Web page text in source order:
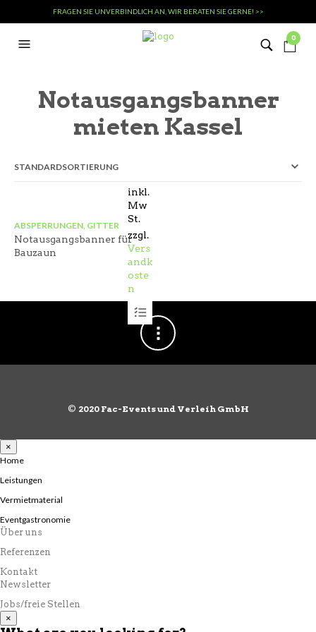
FRAGEN SIE UNVERBINDLICH AN, WIR BERATEN SIE GERNE! >>
0
Notausgangsbanner
mieten Kassel
inkl.
Mw
St.
zzgl.
Vers
andk
oste
n
Dieses
Produkt
weist
mehrere
auf.
können
ABSPERRUNGEN, GITTER
Notausgangsbanner für
Bauzaun
© 2020 Fac-Events und Verleih GmbH
×
Home
Leistungen
Vermietmaterial
Eventgastronomie
Über uns
Referenzen
Kontakt
Newsletter
Jobs/freie Stellen
×